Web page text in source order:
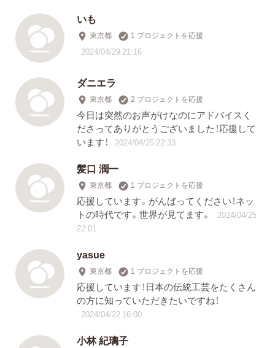
いも
東京都 1 プロジェクトを応援
2024/04/29 21:16
ダニエラ
東京都 2 プロジェクトを応援
今日は突然のお声がけなのにアドバイスく
ださってありがとうございました！応援して
います！
2024/04/25 22:33
髪口 潤一
東京都 1 プロジェクトを応援
応援しています。がんばってください！ネッ
トの時代です。世界が見てます。
2024/04/25
22:01
yasue
東京都 1 プロジェクトを応援
応援しています！日本の伝統工芸をたくさん
の方に知っていただきたいですね！
2024/04/22 16:00
小林 紀璃子